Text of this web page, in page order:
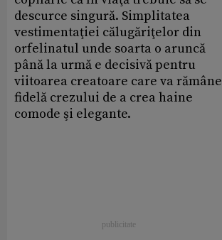
descurce singură. Simplitatea
vestimentaţiei călugăriţelor din
orfelinatul unde soarta o aruncă
până la urmă e decisivă pentru
viitoarea creatoare care va rămâne
fidelă crezului de a crea haine
comode şi elegante.